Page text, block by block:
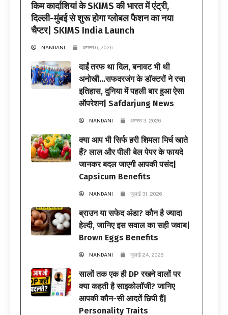
किम कार्दाशियां के SKIMS की भारत में एंट्री,
दिल्ली-मुंबई से शुरू होगा ग्लोबल फैशन का नया
चैप्टर| SKIMS India Launch
NANDANI अगस्त 6, 2026
दाईं तरफ था दिल, बनावट भी थी
अनोखी…सफदरजंग के डॉक्टरों ने रचा
इतिहास, दुनिया में पहली बार हुआ ऐसा
ऑपरेशन| Safdarjung News
NANDANI अगस्त 3, 2026
क्या आप भी सिर्फ हरी शिमला मिर्च खाते
हैं? लाल और पीली बेल पेपर के फायदे
जानकर बदल जाएगी आपकी पसंद|
Capsicum Benefits
NANDANI जुलाई 31, 2026
ब्राउन या सफेद अंडा? कौन है ज्यादा
हेल्दी, जानिए इस सवाल का सही जवाब|
Brown Eggs Benefits
NANDANI जुलाई 24, 2026
सालों तक एक ही DP रखने वालों पर
क्या कहती है साइकोलॉजी? जानिए
आपकी कौन-सी आदतें छिपी हैं|
Personality Traits